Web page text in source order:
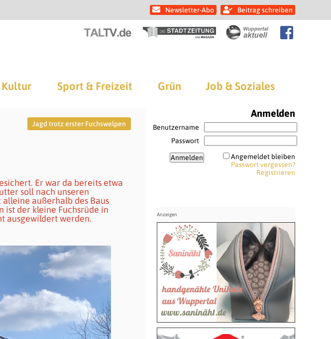
Newsletter-Abo Beitrag schreiben
Kultur Sport & Freizeit Grün Job & Soziales
Jagd trotz erster Fuchswelpen
Er war da bereits etwa
soll nach unseren
außerhalb des Baus
ist der kleine Fuchsrüde in
ausgewildert werden.
Anmelden
Benutzername
Passwort
Angemeldet bleiben
Passwort vergessen?
Registrieren